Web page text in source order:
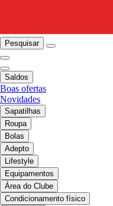
Pesquisar
Saldos
Boas ofertas
Novidades
Sapatilhas
Roupa
Bolas
Adepto
Lifestyle
Equipamentos
Área do Clube
Condicionamento físico